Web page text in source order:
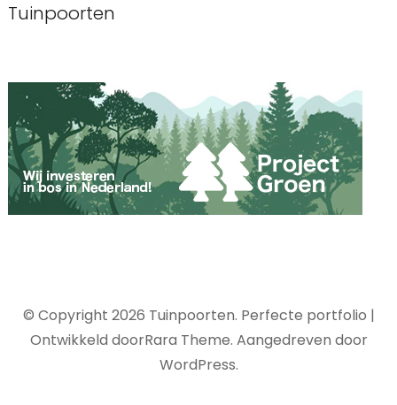
Tuinpoorten
© Copyright 2026 Tuinpoorten. Perfecte portfolio |
Ontwikkeld doorRara Theme. Aangedreven door
WordPress.